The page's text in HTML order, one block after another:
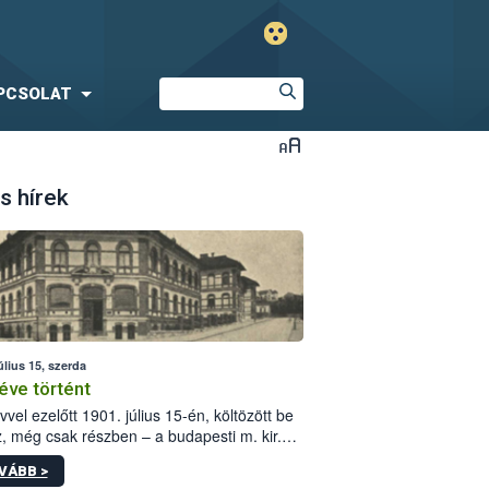
hírek
15, szerda
történt
ezelőtt 1901. július 15-én, költözött be
még csak részben – a budapesti m. kir.
állomás a Kis Rókus utca
alatti, Czigler Győző által tervezett új
>